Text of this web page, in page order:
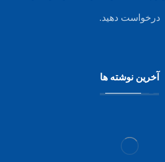
درخواست دهید.
آخرین نوشته ها